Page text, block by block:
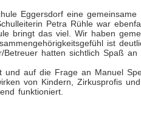
Eggersdorf eine gemeinsame
Petra Rühle war
bringt das viel. Wir haben
ist
hatten sichtlich Spaß an
und auf die Frage an Manuel
von Kindern, Zirkusprofis
funktioniert.